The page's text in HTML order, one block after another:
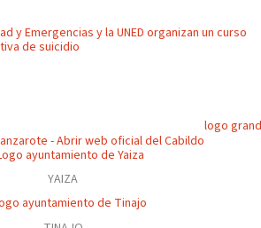
y Emergencias y la UNED organizan un curso
de suicidio
YAIZA